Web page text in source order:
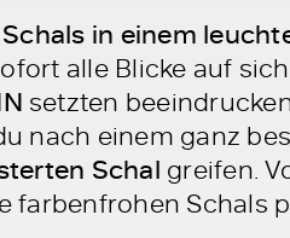
in einem
alle Blicke auf
setzten
nach einem ganz
Schal greifen.
farbenfrohen Schals